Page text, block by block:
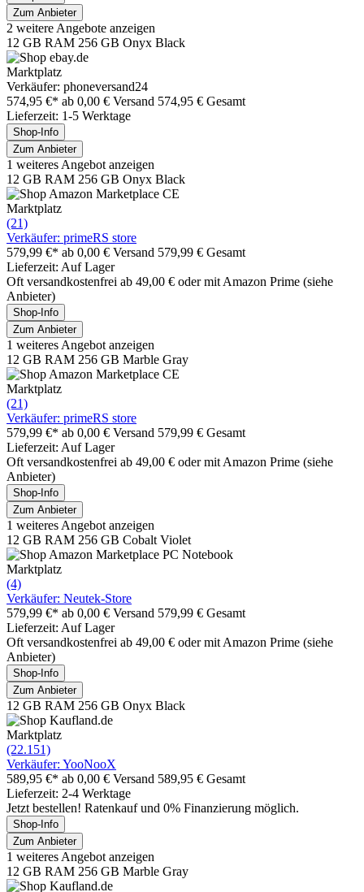
Zum Anbieter
2 weitere Angebote anzeigen
12 GB RAM 256 GB Onyx Black
Marktplatz
Verkäufer: phoneversand24
574,95 €* ab 0,00 € Versand 574,95 € Gesamt
Lieferzeit: 1-5 Werktage
Shop-Info
Zum Anbieter
1 weiteres Angebot anzeigen
12 GB RAM 256 GB Onyx Black
Marktplatz
(21)
Verkäufer: primeRS store
579,99 €* ab 0,00 € Versand 579,99 € Gesamt
Lieferzeit: Auf Lager
Oft versandkostenfrei ab 49,00 € oder mit Amazon Prime (siehe
Anbieter)
Shop-Info
Zum Anbieter
1 weiteres Angebot anzeigen
12 GB RAM 256 GB Marble Gray
Marktplatz
(21)
Verkäufer: primeRS store
579,99 €* ab 0,00 € Versand 579,99 € Gesamt
Lieferzeit: Auf Lager
Oft versandkostenfrei ab 49,00 € oder mit Amazon Prime (siehe
Anbieter)
Shop-Info
Zum Anbieter
1 weiteres Angebot anzeigen
12 GB RAM 256 GB Cobalt Violet
Marktplatz
(4)
Verkäufer: Neutek-Store
579,99 €* ab 0,00 € Versand 579,99 € Gesamt
Lieferzeit: Auf Lager
Oft versandkostenfrei ab 49,00 € oder mit Amazon Prime (siehe
Anbieter)
Shop-Info
Zum Anbieter
12 GB RAM 256 GB Onyx Black
Marktplatz
(22.151)
Verkäufer: YooNooX
589,95 €* ab 0,00 € Versand 589,95 € Gesamt
Lieferzeit: 2-4 Werktage
Jetzt bestellen! Ratenkauf und 0% Finanzierung möglich.
Shop-Info
Zum Anbieter
1 weiteres Angebot anzeigen
12 GB RAM 256 GB Marble Gray